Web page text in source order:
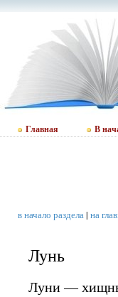
Главная В
в начало раздела| на
Лунь
Луни —